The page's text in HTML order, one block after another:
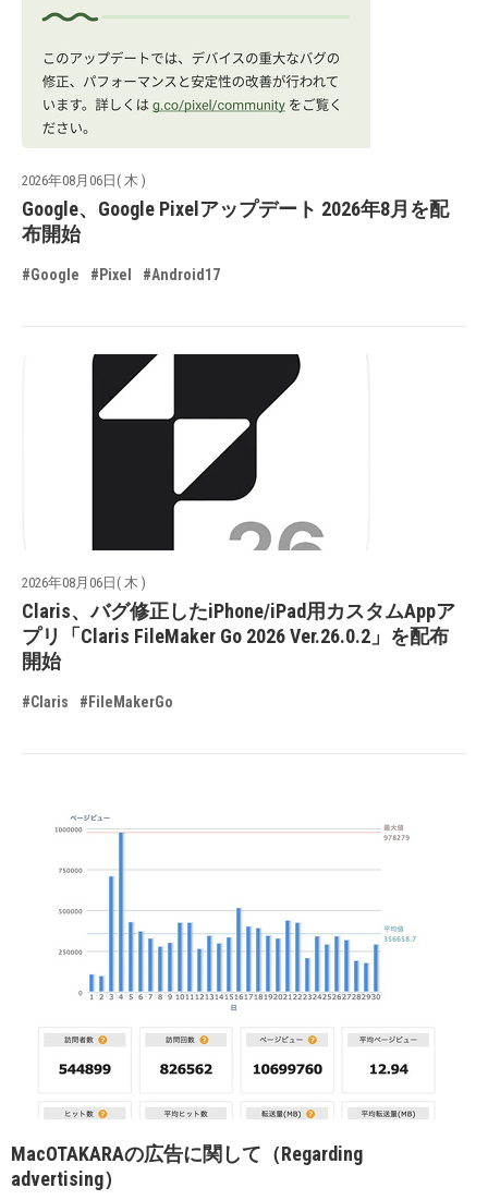
2026年08月06日( 木 )
Google、Google Pixelアップデート 2026年8月を配
布開始
#Google #Pixel #Android17
2026年08月06日( 木 )
Claris、バグ修正したiPhone/iPad用カスタムAppア
プリ「Claris FileMaker Go 2026 Ver.26.0.2」を配布
開始
#Claris #FileMakerGo
MacOTAKARAの広告に関して（Regarding
advertising）